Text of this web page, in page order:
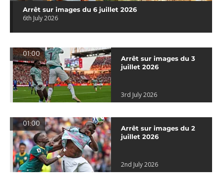
Arrêt sur images du 6 juillet 2026
6th July 2026
01:00
Arrêt sur images du 3
juillet 2026
3rd July 2026
01:00
Arrêt sur images du 2
juillet 2026
2nd July 2026